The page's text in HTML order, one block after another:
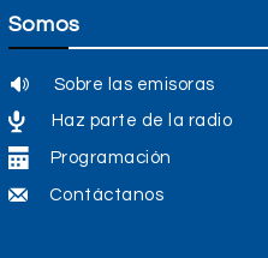
Somos
Sobre las emisoras
Haz parte de la radio
Programación
Contáctanos